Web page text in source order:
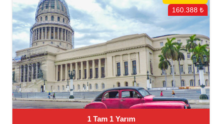
1 Tam 1 Yarım
160.388 ₺